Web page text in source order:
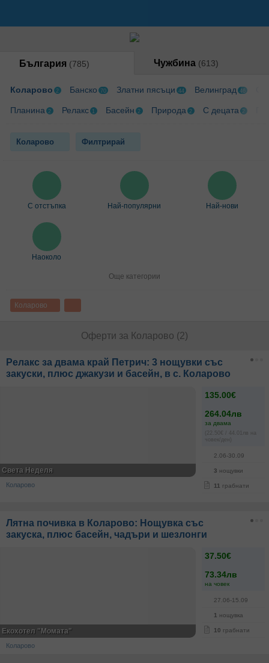
България (785) Чужбина (613)
Коларово 2 Банско 70 Златни пясъци 44 Велинград 46
Планина 2 Релакс 1 Басейн 2 Природа 2 С децата 2
Коларово Филтрирай
С отстъпка Най-популярни Най-нови
Наоколо
Още категории
Коларово
Оферти за Коларово (2)
Релакс за двама край Петрич: 3 нощувки със
закуски, плюс джакузи и басейн, в с. Коларово
135.00€
264.04лв
за двама
(22.50€ / 44.01лв на
човек/ден)
2.06-30.09
3 нощувки
11 грабнати
Света Неделя
Коларово
Лятна почивка в Коларово: Нощувка със
закуска, плюс басейн, чадъри и шезлонги
37.50€
73.34лв
на човек
27.06-15.09
1 нощувка
10 грабнати
Екохотел "Момата"
Коларово